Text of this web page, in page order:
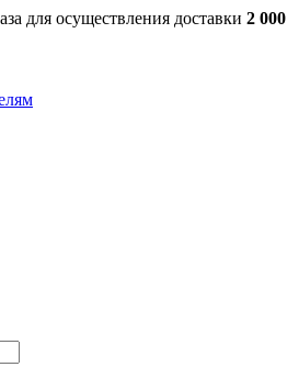
для осуществления доставки 2 000